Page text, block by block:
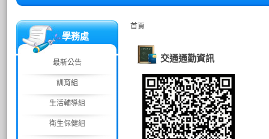
學務處
最新公告
訓育組
生活輔導組
衛生保健組
首頁
交通通勤資訊